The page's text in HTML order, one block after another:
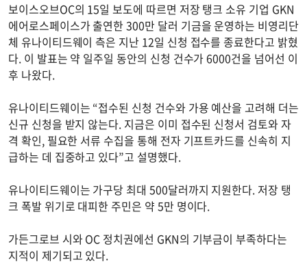
보이스오브OC의 15일 보도에 따르면 저장 탱크 소유 기업 GKN
에어로스페이스가 출연한 300만 달러 기금을 운영하는 비영리단
체 유나이티드웨이 측은 지난 12일 신청 접수를 종료한다고 밝혔
다. 이 발표는 약 일주일 동안의 신청 건수가 6000건을 넘어선 이
후 나왔다.
유나이티드웨이는 “접수된 신청 건수와 가용 예산을 고려해 더는
신규 신청을 받지 않는다. 지금은 이미 접수된 신청서 검토와 자
격 확인, 필요한 서류 수집을 통해 전자 기프트카드를 신속히 지
급하는 데 집중하고 있다”고 설명했다.
유나이티드웨이는 가구당 최대 500달러까지 지원한다. 저장 탱
크 폭발 위기로 대피한 주민은 약 5만 명이다.
가든그로브 시와 OC 정치권에선 GKN의 기부금이 부족하다는
지적이 제기되고 있다.